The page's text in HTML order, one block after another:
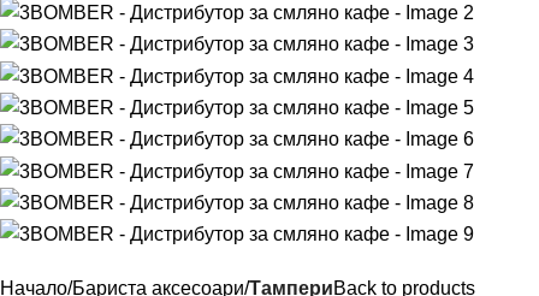
Начало Бариста аксесоари ТампериBack to products